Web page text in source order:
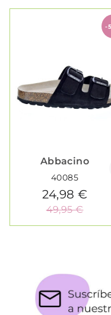
-
Abbacino
40085
24,98 €
49,95 €